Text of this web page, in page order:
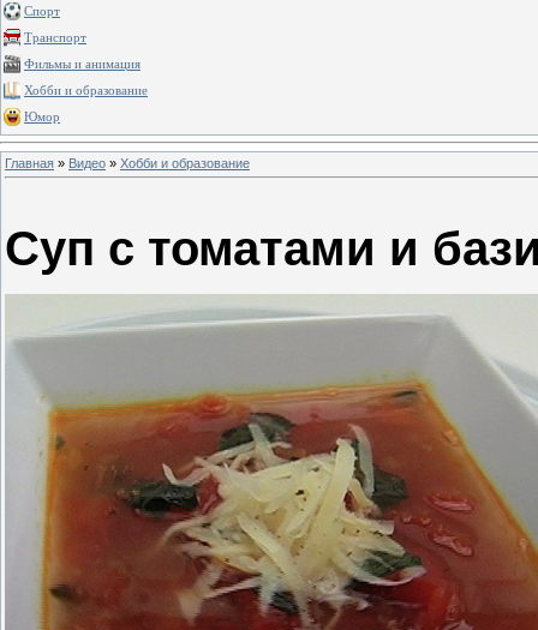
Спорт
Транспорт
Фильмы и анимация
Хобби и образование
Юмор
Главная » Видео » Хобби и образование
Суп с томатами и